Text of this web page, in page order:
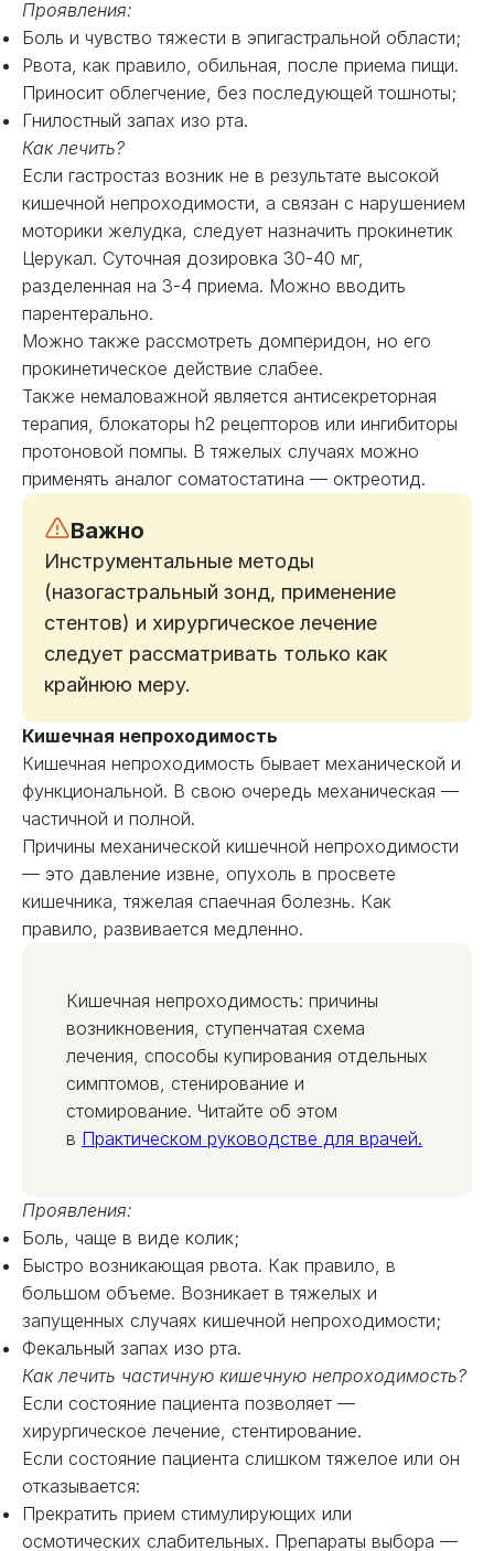
Проявления:
Боль и чувство тяжести в эпигастральной области;
Рвота, как правило, обильная, после приема пищи.
Приносит облегчение, без последующей тошноты;
Гнилостный запах изо рта.
Как лечить?
Если гастростаз возник не в результате высокой
кишечной непроходимости, а связан с нарушением
моторики желудка, следует назначить прокинетик
Церукал. Суточная дозировка 30-40 мг,
разделенная на 3-4 приема. Можно вводить
парентерально.
Можно также рассмотреть домперидон, но его
прокинетическое действие слабее.
Также немаловажной является антисекреторная
терапия, блокаторы h2 рецепторов или ингибиторы
протоновой помпы. В тяжелых случаях можно
применять аналог соматостатина — октреотид.
Важно
Инструментальные методы
(назогастральный зонд, применение
стентов) и хирургическое лечение
следует рассматривать только как
крайнюю меру.
Кишечная непроходимость
Кишечная непроходимость бывает механической и
функциональной. В свою очередь механическая —
частичной и полной.
Причины механической кишечной непроходимости
— это давление извне, опухоль в просвете
кишечника, тяжелая спаечная болезнь. Как
правило, развивается медленно.
Кишечная непроходимость: причины
возникновения, ступенчатая схема
лечения, способы купирования отдельных
симптомов, стенирование и
стомирование. Читайте об этом
в Практическом руководстве для врачей.
Проявления:
Боль, чаще в виде колик;
Быстро возникающая рвота. Как правило, в
большом объеме. Возникает в тяжелых и
запущенных случаях кишечной непроходимости;
Фекальный запах изо рта.
Как лечить частичную кишечную непроходимость?
Если состояние пациента позволяет —
хирургическое лечение, стентирование.
Если состояние пациента слишком тяжелое или он
отказывается:
Прекратить прием стимулирующих или
осмотических слабительных. Препараты выбора —